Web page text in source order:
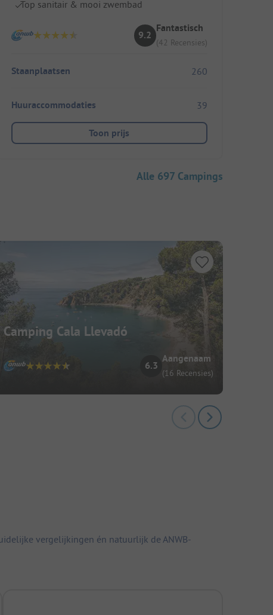
Top sanitair & mooi zwembad
9.2
Fantastisch
(42 Recensies)
Staanplaatsen 260
Huuraccommodaties 39
Toon prijs
Alle 697 Campings
Camping Cala Llevadó
6.3
Aangenaam
(16 Recensies)
vergelijkingen én natuurlijk de ANWB-